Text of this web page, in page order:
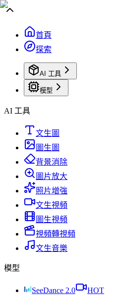
首頁
探索
AI 工具
模型
AI 工具
文生圖
圖生圖
背景消除
圖片放大
照片增強
文生視頻
圖生視頻
視頻轉視頻
文生音樂
模型
SeeDance 2.0
HOT